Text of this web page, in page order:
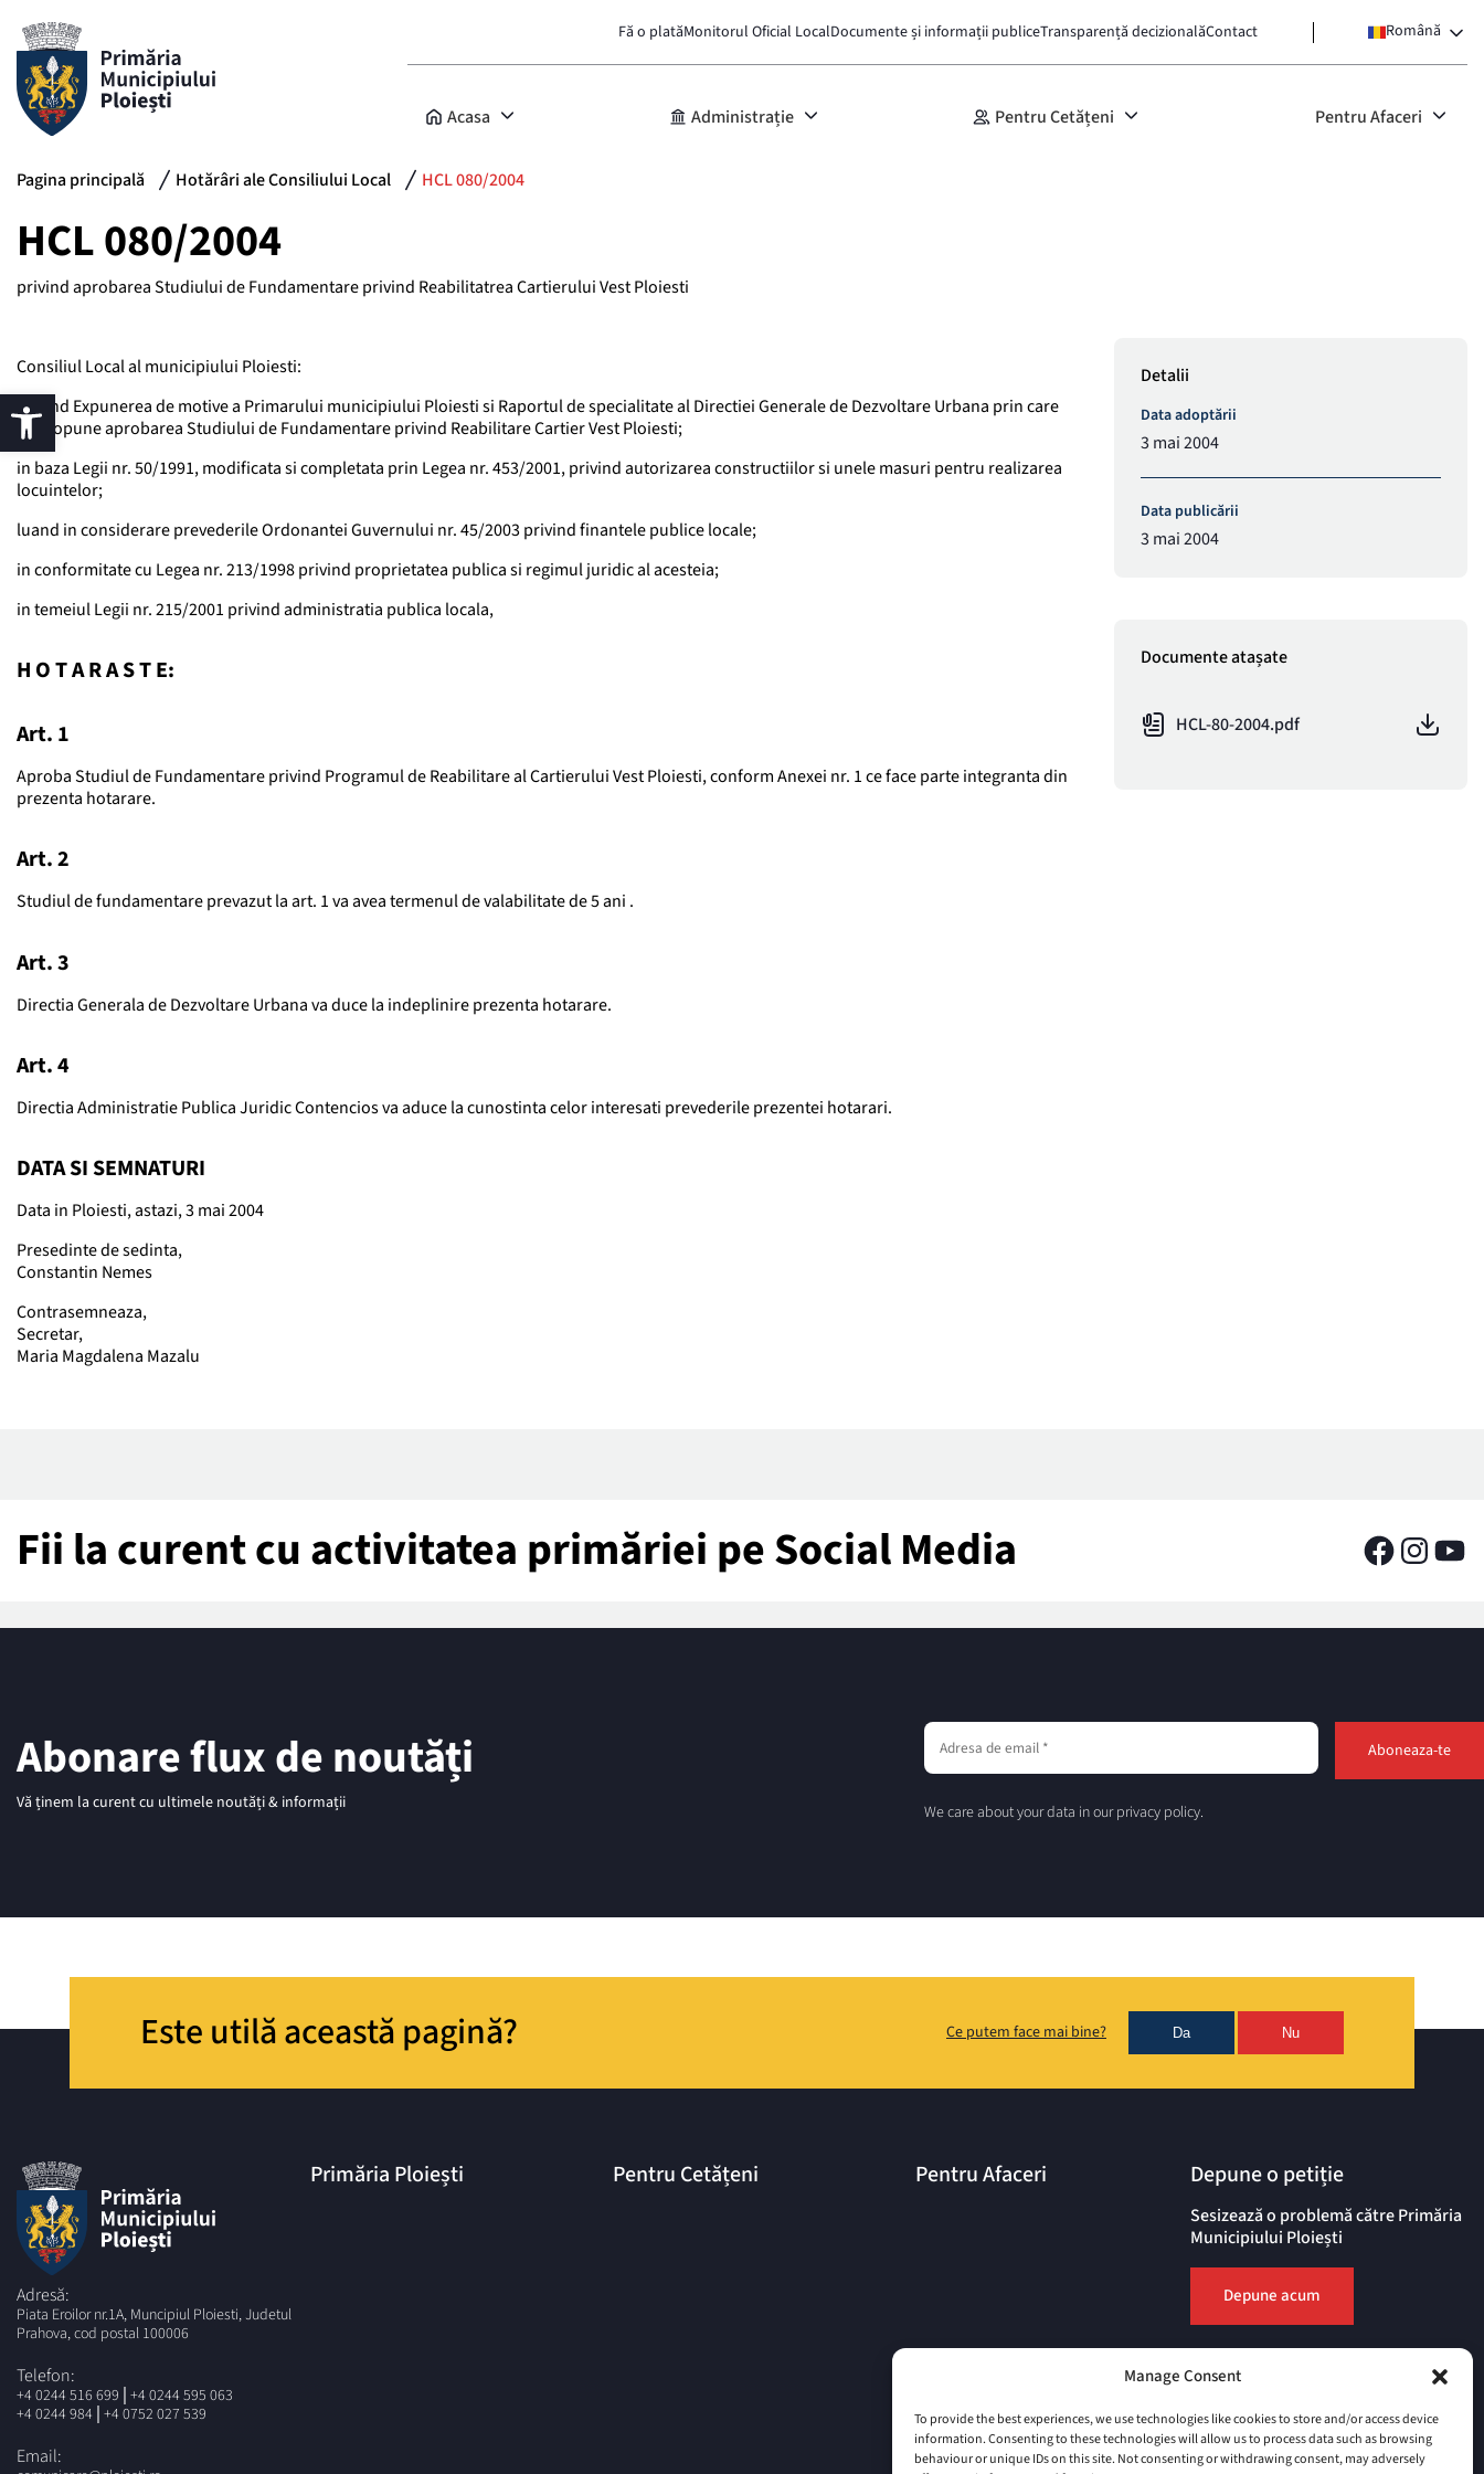
Manage Consent
To provide the best experiences, we use technologies like cookies to store and/or access device
information. Consenting to these technologies will allow us to process data such as browsing
behaviour or unique IDs on this site. Not consenting or withdrawing consent, may adversely
Fă o platăMonitorul Oficial LocalDocumente și informații publiceTransparență decizionalăContact Română
Acasa Administrație Pentru Cetățeni Pentru Afaceri
Pagina principală Hotărâri ale Consiliului Local HCL 080/2004
HCL 080/2004
privind aprobarea Studiului de Fundamentare privind Reabilitatrea Cartierului Vest Ploiesti
Consiliul Local al municipiului Ploiesti:
vazand Expunerea de motive a Primarului municipiului Ploiesti si Raportul de specialitate al Directiei Generale de Dezvoltare Urbana prin care
se propune aprobarea Studiului de Fundamentare privind Reabilitare Cartier Vest Ploiesti;
in baza Legii nr. 50/1991, modificata si completata prin Legea nr. 453/2001, privind autorizarea constructiilor si unele masuri pentru realizarea
locuintelor;
luand in considerare prevederile Ordonantei Guvernului nr. 45/2003 privind finantele publice locale;
in conformitate cu Legea nr. 213/1998 privind proprietatea publica si regimul juridic al acesteia;
in temeiul Legii nr. 215/2001 privind administratia publica locala,
H O T A R A S T E:
Art. 1
Aproba Studiul de Fundamentare privind Programul de Reabilitare al Cartierului Vest Ploiesti, conform Anexei nr. 1 ce face parte integranta din
prezenta hotarare.
Art. 2
Studiul de fundamentare prevazut la art. 1 va avea termenul de valabilitate de 5 ani .
Art. 3
Directia Generala de Dezvoltare Urbana va duce la indeplinire prezenta hotarare.
Art. 4
Directia Administratie Publica Juridic Contencios va aduce la cunostinta celor interesati prevederile prezentei hotarari.
DATA SI SEMNATURI
Data in Ploiesti, astazi, 3 mai 2004
Presedinte de sedinta,
Constantin Nemes
Contrasemneaza,
Secretar,
Maria Magdalena Mazalu
Detalii
Data adoptării
3 mai 2004
Data publicării
3 mai 2004
Documente atașate
HCL-80-2004.pdf
Fii la curent cu activitatea primăriei pe Social Media
Abonare flux de noutăți
Vă ținem la curent cu ultimele noutăți & informații We care about your data in our privacy policy.
Este utilă această pagină? Ce putem face mai bine? Da Nu
Adresă:
Piata Eroilor nr.1A, Muncipiul Ploiesti, Judetul
Prahova, cod postal 100006
Telefon:
+4 0244 516 699 | +4 0244 595 063
+4 0244 984 | +4 0752 027 539
Email:
Primăria Ploiești Pentru Cetățeni Pentru Afaceri Depune o petiție
Sesizează o problemă către Primăria
Municipiului Ploiești
Depune acum